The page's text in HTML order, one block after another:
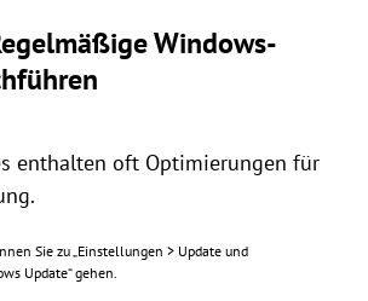
Windows-
enthalten oft Optimierungen für
Sie zu „Einstellungen > Update und
Update“ gehen.